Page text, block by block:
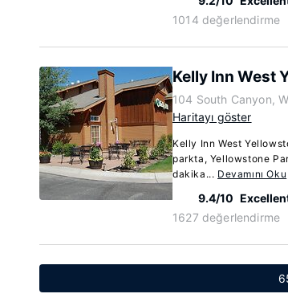
1014 değerlendirme
Kelly Inn West
104 South Canyon,
Haritayı göster
Kelly Inn West
parkta, Yellowstone
dakika... Devamını Oku
9.4/10
1627 değerlendirme